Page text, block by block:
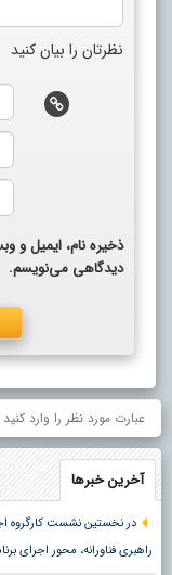
نظرتان را بیان کنید
ذخیره نام، ایمیل و
دیدگاهی می‌نویسم.
آخرین خبرها
در نخستین نشست کارگروه
راهبری فناورانه، محور اجرای